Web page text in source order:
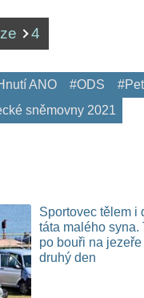
4
ANO #ODS
sněmovny 2021
Sportovec tělem i
táta malého syna.
po bouři na
druhý den